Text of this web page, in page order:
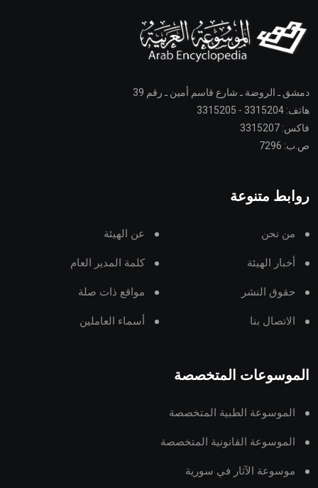
دمشق ـ الروضة ـ شارع قاسم أمين ـ رقم 39
هاتف: 3315204 - 3315205
فاكس: 3315207
ص.ب: 7296
روابط متنوعة
من نحن عن الهيئة
أخبار الهيئة كلمة المدير العام
حقوق النشر مواقع ذات صلة
الاتصال بنا أسماء العاملين
الموسوعات المتخصصة
الموسوعة الطبية المتخصصة
الموسوعة القانونية المتخصصة
موسوعة الآثار في سورية